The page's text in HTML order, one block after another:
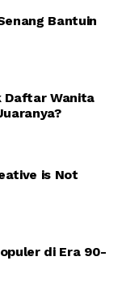
Bantuin
Daftar Wanita
is Not
di Era 90-